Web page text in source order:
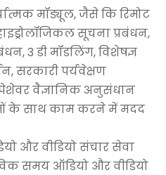
मॉड्यूल, जैसे कि रिमोट
सूचना प्रबंधन,
3 डी मॉडलिंग, विशेषज्ञ
सरकारी पर्यवेक्षण
पेशेवर वैज्ञानिक अनुसंधान
के साथ काम करने में मदद
और वीडियो संचार सेवा
समय ऑडियो और वीडियो